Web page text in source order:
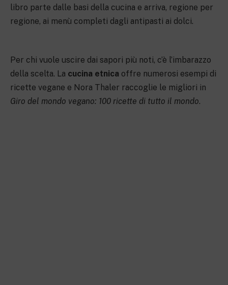
libro parte dalle basi della cucina e arriva, regione per
regione, ai menù completi dagli antipasti ai dolci.
Per chi vuole uscire dai sapori più noti, c’è l’imbarazzo
della scelta. La cucina etnica offre numerosi esempi di
ricette vegane e Nora Thaler raccoglie le migliori in
Giro del mondo vegano: 100 ricette di tutto il mondo.